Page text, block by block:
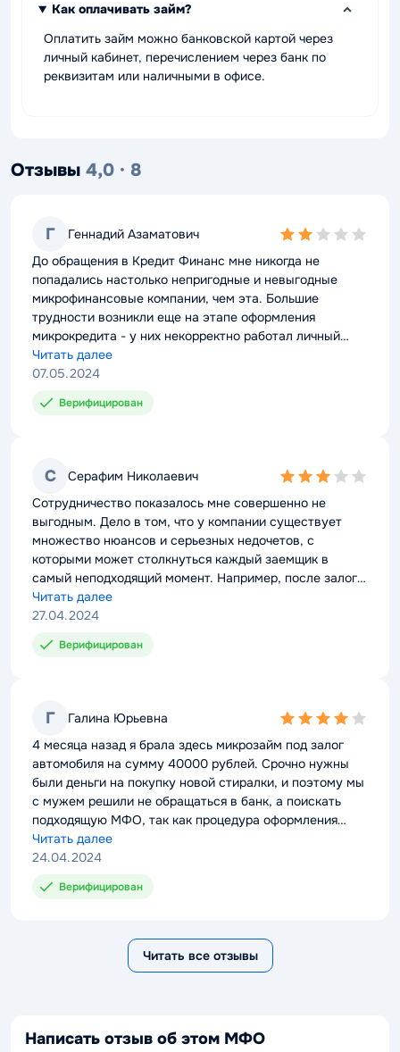
Как оплачивать займ?
Оплатить займ можно банковской картой через
личный кабинет, перечислением через банк по
реквизитам или наличными в офисе.
Отзывы 4,0 · 8
Г Геннадий Азаматович
2,0
rating
До обращения в Кредит Финанс мне никогда не
попадались настолько непригодные и невыгодные
микрофинансовые компании, чем эта. Большие
трудности возникли еще на этапе оформления
микрокредита - у них некорректно работал личный
кабинет, из-за чего пришлось несколько раз ездить в
офис. Проблемы не закончились даже после
под максимальный процент, так еще не с первого раза,
и неприятностей, от которого я советую вам бежать
как можно дальше.
Читать далее
07.05.2024
Верифицирован
С Серафим Николаевич
3,0
rating
Сотрудничество показалось мне совершенно не
выгодным. Дело в том, что у компании существует
множество нюансов и серьезных недочетов, с
которыми может столкнуться каждый заемщик в
самый неподходящий момент. Например, после залога
автомобиля у меня буквально отобрали право
пользования, что создало мне сильные неудобства.
в течение недели начисляли штрафные проценты, но
Финанс”, иначе зря потратите время и нервы.
Читать далее
27.04.2024
Верифицирован
Г Галина Юрьевна
4,0
rating
4 месяца назад я брала здесь микрозайм под залог
автомобиля на сумму 40000 рублей. Срочно нужны
были деньги на покупку новой стиралки, и поэтому мы
с мужем решили не обращаться в банк, а поискать
подходящую МФО, так как процедура оформления
здесь протекает гораздо легче и быстрее. Но не тут то
было - после предоставления пакета документов
одобрения деньги выдали только на 5 день. Не смотря
можно получить даже не выходя из дома.
Читать далее
24.04.2024
Верифицирован
Читать все отзывы
Написать отзыв об этом МФО